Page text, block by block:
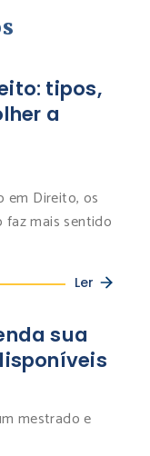
tipos,
a
em Direito, os
mais sentido
Ler
sua
mestrado e